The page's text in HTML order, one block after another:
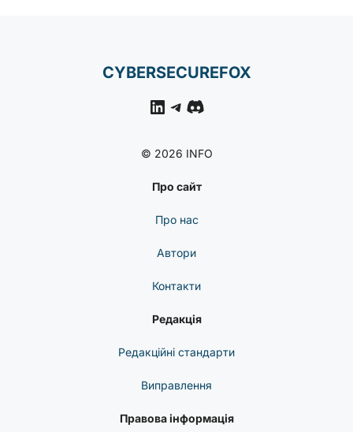
CYBERSECUREFOX
LinkedIn
Telegram
Discord
© 2026 INFO
Про сайт
Про нас
Автори
Контакти
Редакція
Редакційні стандарти
Виправлення
Правова інформація